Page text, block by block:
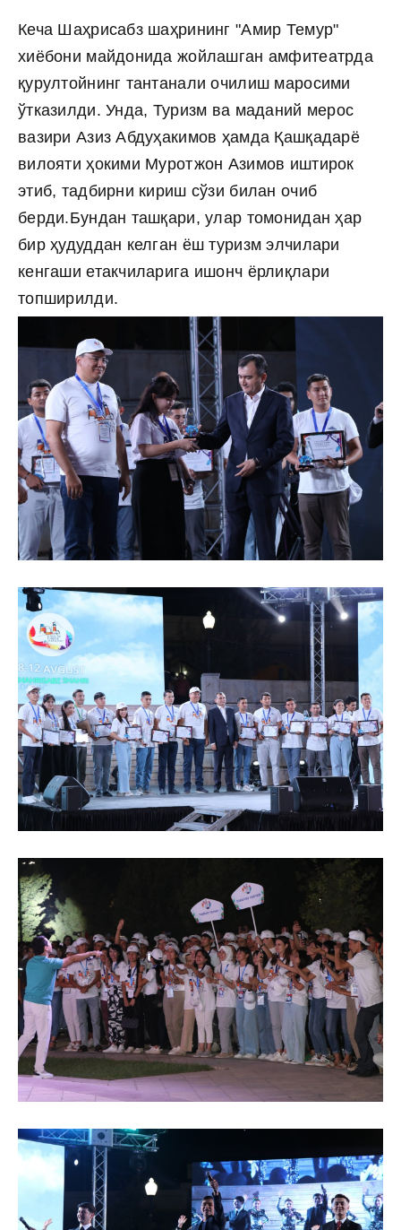
Кеча Шаҳрисабз шаҳрининг "Амир Темур"
хиёбони майдонида жойлашган амфитеатрда
қурултойнинг тантанали очилиш маросими
ўтказилди. Унда, Туризм ва маданий мерос
вазири Азиз Абдуҳакимов ҳамда Қашқадарё
вилояти ҳокими Муротжон Азимов иштирок
этиб, тадбирни кириш сўзи билан очиб
берди.Бундан ташқари, улар томонидан ҳар
бир ҳудуддан келган ёш туризм элчилари
кенгаши етакчиларига ишонч ёрлиқлари
топширилди.